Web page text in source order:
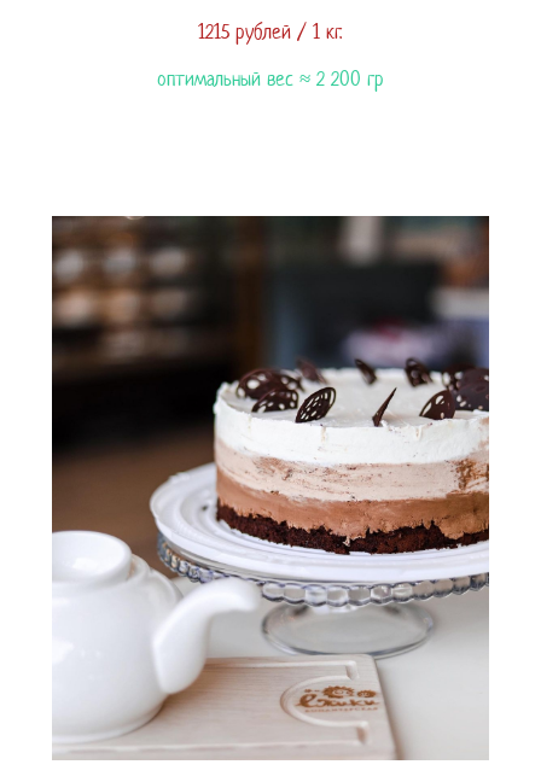
1215 рублей / 1 кг.
оптимальный вес ≈ 2 200 гр